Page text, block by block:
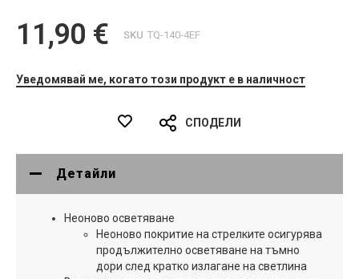
11,90 € SKU TQ-140-4EF
Уведомявай ме, когато този продукт е в наличност
СПОДЕЛИ
Детайли
Неоново осветяване
Неоново покритие на стрелките осигурява
продължително осветяване на тъмно
дори след кратко излагане на светлина